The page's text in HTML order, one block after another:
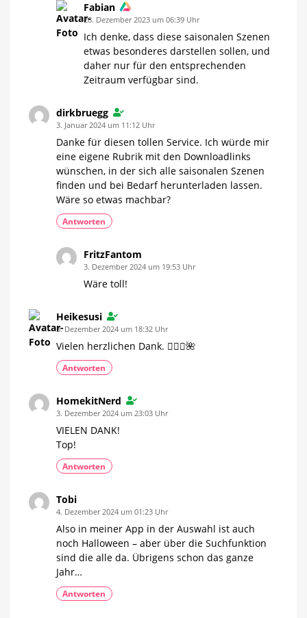
Fabian
28. Dezember 2023 um 06:39 Uhr
Ich denke, dass diese saisonalen Szenen
etwas besonderes darstellen sollen, und
daher nur für den entsprechenden
Zeitraum verfügbar sind.
dirkbruegg
3. Januar 2024 um 11:12 Uhr
Danke für diesen tollen Service. Ich würde mir
eine eigene Rubrik mit den Downloadlinks
wünschen, in der sich alle saisonalen Szenen
finden und bei Bedarf herunterladen lassen.
Wäre so etwas machbar?
Antworten
FritzFantom
3. Dezember 2024 um 19:53 Uhr
Wäre toll!
Heikesusi
3. Dezember 2024 um 18:32 Uhr
Vielen herzlichen Dank. 🙋🏻‍♀️🌺
Antworten
HomekitNerd
3. Dezember 2024 um 23:03 Uhr
VIELEN DANK!
Top!
Antworten
Tobi
4. Dezember 2024 um 01:23 Uhr
Also in meiner App in der Auswahl ist auch
noch Halloween – aber über die Suchfunktion
sind die alle da. Übrigens schon das ganze
Jahr…
Antworten